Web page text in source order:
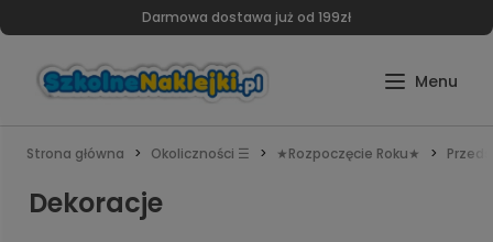
Darmowa dostawa już od 199zł
Strona główna Okoliczności ☰ ★Rozpoczęcie Roku★
Dekoracje